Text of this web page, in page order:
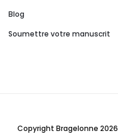
Blog
Soumettre votre manuscrit
Copyright Bragelonne 2026